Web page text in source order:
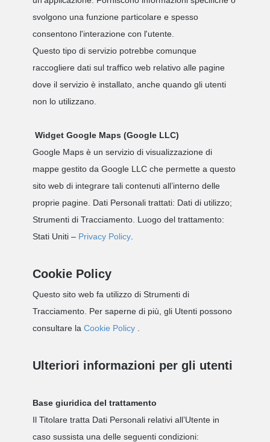
svolgono una funzione particolare e spesso
consentono l'interazione con l'utente.
Questo tipo di servizio potrebbe comunque
raccogliere dati sul traffico web relativo alle pagine
dove il servizio è installato, anche quando gli utenti
non lo utilizzano.
Widget Google Maps (Google LLC)
Google Maps è un servizio di visualizzazione di
mappe gestito da Google LLC che permette a questo
sito web di integrare tali contenuti all’interno delle
proprie pagine. Dati Personali trattati: Dati di utilizzo;
Strumenti di Tracciamento. Luogo del trattamento:
Stati Uniti – Privacy Policy
Cookie Policy
Questo sito web fa utilizzo di Strumenti di
Tracciamento. Per saperne di più, gli Utenti possono
consultare la Cookie Policy
Ulteriori informazioni per gli utenti
Base giuridica del trattamento
Il Titolare tratta Dati Personali relativi all’Utente in
caso sussista una delle seguenti condizioni: